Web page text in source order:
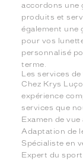
accordons une
produits et
également une
pour vos
personnalisé
terme.
Les services
Chez Krys
expérience
services que
Examen de
Adaptation de
Spécialiste en
Expert du sport